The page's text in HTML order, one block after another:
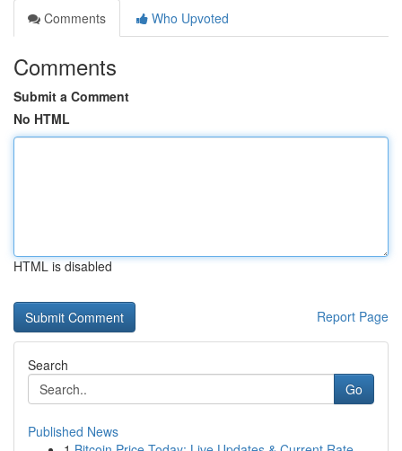
Comments
Who Upvoted
Comments
Submit a Comment
No HTML
HTML is disabled
Report Page
Search
Go
Published News